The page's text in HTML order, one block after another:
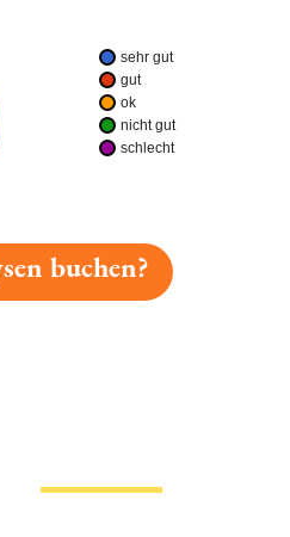
sehr gut
gut
ok
nicht gut
schlecht
buchen?